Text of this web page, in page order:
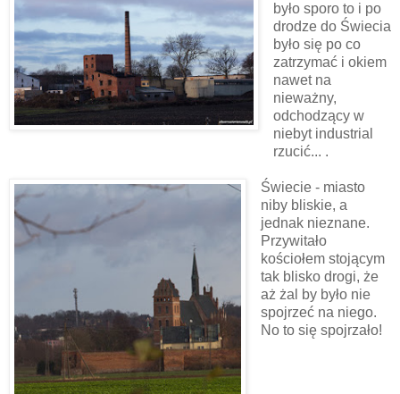
było sporo to i po
drodze do Świecia
było się po co
zatrzymać i okiem
nawet na
nieważny,
odchodzący w
niebyt industrial
rzucić... .
Świecie - miasto
niby bliskie, a
jednak nieznane.
Przywitało
kościołem stojącym
tak blisko drogi, że
aż żal by było nie
spojrzeć na niego.
No to się spojrzało!